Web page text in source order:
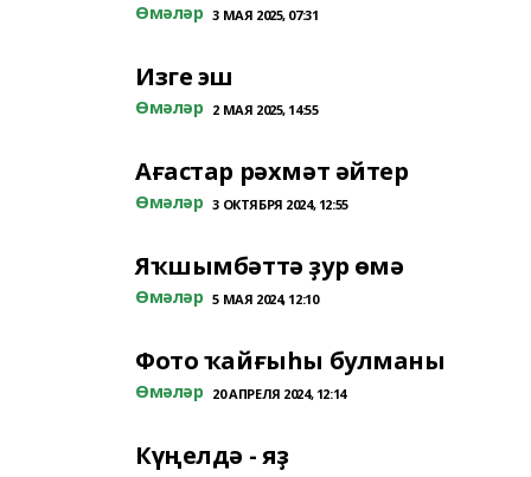
Өмәләр 3 МАЯ 2025, 07:31
Изге эш
Өмәләр 2 МАЯ 2025, 14:55
Ағастар рәхмәт әйтер
Өмәләр 3 ОКТЯБРЯ 2024, 12:55
Яҡшымбәттә ҙур өмә
Өмәләр 5 МАЯ 2024, 12:10
Фото ҡайғыһы булманы
Өмәләр 20 АПРЕЛЯ 2024, 12:14
Күңелдә - яҙ